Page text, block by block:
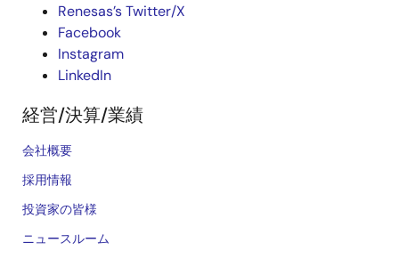
Renesas’s Twitter/X
Facebook
Instagram
LinkedIn
経営/決算/業績
会社概要
採用情報
投資家の皆様
ニュースルーム